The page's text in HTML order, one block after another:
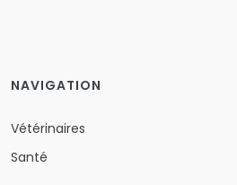
NAVIGATION
Vétérinaires
Santé